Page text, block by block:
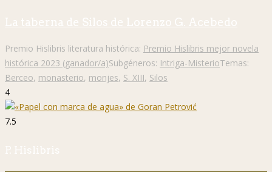
La taberna de Silos de Lorenzo G. Acebedo
Premio Hislibris literatura histórica: Premio Hislibris mejor novela
histórica 2023 (ganador/a)Subgéneros: Intriga-MisterioTemas:
Berceo, monasterio, monjes, S. XIII, Silos
4
7.5
P. Hislibris